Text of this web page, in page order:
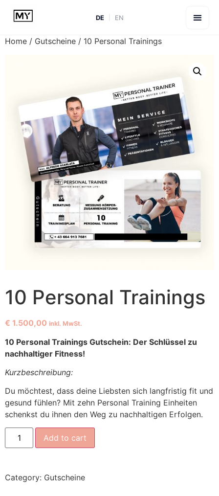
DE EN
Home / Gutscheine / 10 Personal Trainings
10 Personal Trainings
€ 1.500,00 inkl. MwSt.
10 Personal Trainings Gutschein: Der Schlüssel zu
nachhaltiger Fitness!
Kurzbeschreibung:
Du möchtest, dass deine Liebsten sich langfristig fit und
gesund fühlen? Mit zehn Personal Training Einheiten
schenkst du ihnen den Weg zu nachhaltigen Erfolgen.
Add to cart
Category: Gutscheine